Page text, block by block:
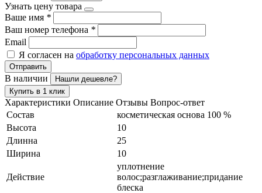
Узнать цену товара
Ваше имя *
Ваш номер телефона *
Email
Я согласен на обработку персональных данных
Отправить
В наличии
Нашли дешевле?
Купить в 1 клик
Характеристики Описание Отзывы Вопрос-ответ
Состав
косметическая основа 100 %
Высота
10
Длинна
25
Ширина
10
Действие
уплотнение
волос;разглаживание;придание
блеска